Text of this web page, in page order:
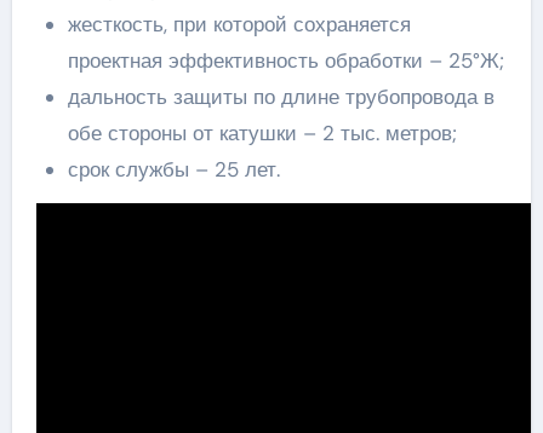
жесткость, при которой сохраняется
проектная эффективность обработки – 25°Ж;
дальность защиты по длине трубопровода в
обе стороны от катушки – 2 тыс. метров;
срок службы – 25 лет.